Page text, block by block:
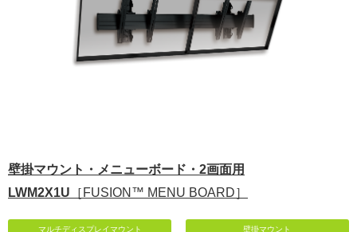
壁掛マウント・メニューボード・2画面用
LWM2X1U ［FUSION™ MENU BOARD］
マルチディスプレイマウント 壁掛マウント